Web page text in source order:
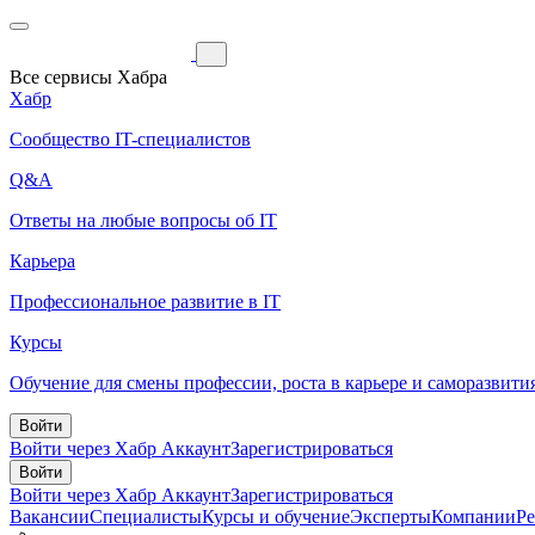
Все сервисы Хабра
Хабр
Сообщество IT-специалистов
Q&A
Ответы на любые вопросы об IT
Карьера
Профессиональное развитие в IT
Курсы
Обучение для смены профессии, роста в карьере и
Войти
Войти через Хабр АккаунтЗарегистрироваться
Войти
Войти через Хабр АккаунтЗарегистрироваться
ВакансииСпециалистыКурсы и обучениеЭкспертыКомпании